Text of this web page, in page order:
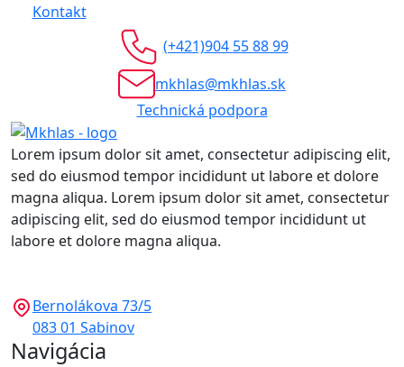
Kontakt
(+421)904 55 88 99
mkhlas@mkhlas.sk
Technická podpora
Lorem ipsum dolor sit amet, consectetur adipiscing elit,
sed do eiusmod tempor incididunt ut labore et dolore
magna aliqua. Lorem ipsum dolor sit amet, consectetur
adipiscing elit, sed do eiusmod tempor incididunt ut
labore et dolore magna aliqua.
Bernolákova 73/5
083 01 Sabinov
Navigácia